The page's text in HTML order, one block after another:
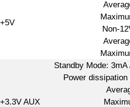
+5V
Non-
+3.3V AUX
Standby Mode:
Power